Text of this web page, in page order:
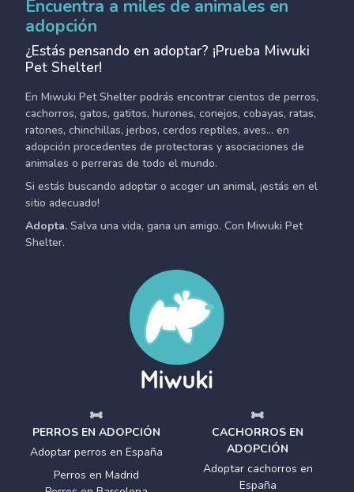
Encuentra a miles de animales en
adopción
¿Estás pensando en adoptar? ¡Prueba Miwuki
Pet Shelter!
En Miwuki Pet Shelter podrás encontrar cientos de perros,
cachorros, gatos, gatitos, hurones, conejos, cobayas, ratas,
ratones, chinchillas, jerbos, cerdos reptiles, aves... en
adopción procedentes de protectoras y asociaciones de
animales o perreras de todo el mundo.
Si estás buscando adoptar o acoger un animal, ¡estás en el
sitio adecuado!
Adopta. Salva una vida, gana un amigo. Con Miwuki Pet
Shelter.
PERROS EN ADOPCIÓN
Adoptar perros en España
Perros en Madrid
CACHORROS EN
ADOPCIÓN
Adoptar cachorros en
España